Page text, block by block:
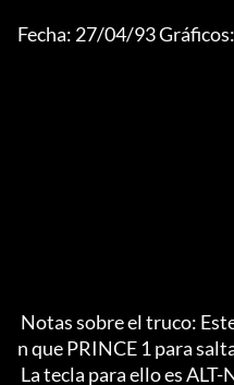
Fecha: 27/04/93
n que PRINCE 1 para